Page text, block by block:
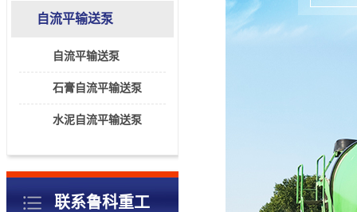
自流平输送泵
自流平输送泵
石膏自流平输送泵
水泥自流平输送泵
联系鲁科重工